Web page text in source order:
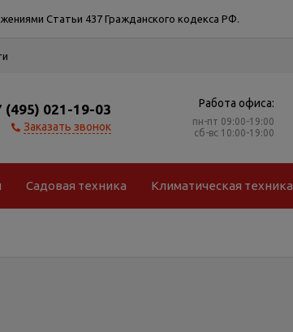
Статьи 437 Гражданского кодекса РФ.
(495) 021-19-03
Заказать звонок
Работа офиса:
пн-пт 09:00-19:00
сб-вс 10:00-19:00
Садовая техника Климатическая техника